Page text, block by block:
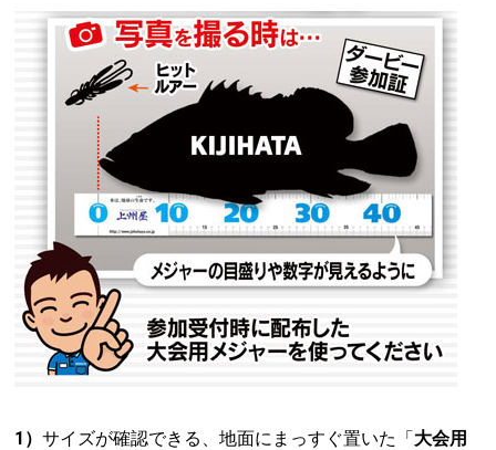
1）サイズが確認できる、地面にまっすぐ置いた「大会用